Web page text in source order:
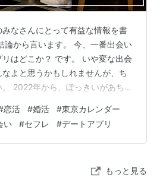
なさんにとって有益な情報を書
論から言います。 今、一番出会い
はどこか？ です。 いや変な出会
よと思うかもしれませんが、ち
2022年から、ぽっきいがあちこ
どちらかというと遊び系まで、
課金して試しました。 ペアーズ
アムオプション付き、ティンダ
。 まあこの取材ではいろんな女
恋活 #婚活 #東京カレンダー
い #セフレ #デートアプリ
もっと見る